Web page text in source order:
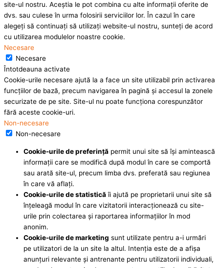
site-ul nostru. Aceștia le pot combina cu alte informații oferite de
dvs. sau culese în urma folosirii serviciilor lor. În cazul în care
alegeți să continuați să utilizați website-ul nostru, sunteți de acord
cu utilizarea modulelor noastre cookie.
Necesare
Necesare
Întotdeauna activate
Cookie-urile necesare ajută la a face un site utilizabil prin activarea
funcţiilor de bază, precum navigarea în pagină şi accesul la zonele
securizate de pe site. Site-ul nu poate funcţiona corespunzător
fără aceste cookie-uri.
Non-necesare
Non-necesare
Cookie-urile de preferinţă permit unui site să îşi amintească
informaţii care se modifică după modul în care se comportă
sau arată site-ul, precum limba dvs. preferată sau regiunea
în care vă aflaţi.
Cookie-urile de statisticăîi ajută pe proprietarii unui site să
înţeleagă modul în care vizitatorii interacţionează cu site-
urile prin colectarea şi raportarea informaţiilor în mod
anonim.
Cookie-urile de marketing sunt utilizate pentru a-i urmări
pe utilizatori de la un site la altul. Intenţia este de a afişa
anunţuri relevante şi antrenante pentru utilizatorii individuali,